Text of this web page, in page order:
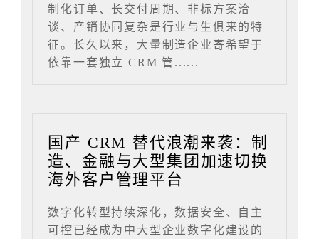
制化订单、长交付周期、非标方案洽
谈、产销协同复杂是行业与生俱来的特
征。长久以来，大量制造企业寄希望于
依靠一套独立 CRM 管......
国产 CRM 替代浪潮来袭：制
造、金融与大型集团加速切换
海外客户管理平台
数字化转型持续深化，数据安全、自主
可控已经成为中大型企业数字化建设的